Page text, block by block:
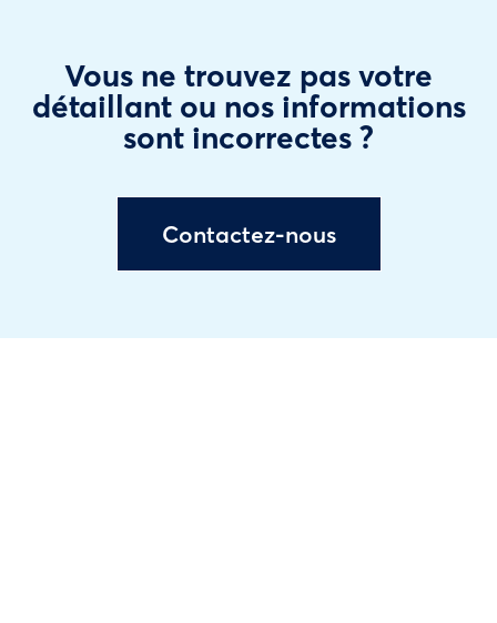
Vous ne trouvez pas votre
détaillant ou nos informations
sont incorrectes ?
Contactez-nous